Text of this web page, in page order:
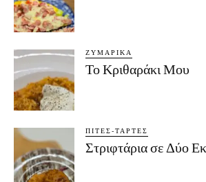
ΖΥΜΑΡΙΚΆ
Το Κριθαράκι Μου
ΠΊΤΕΣ-ΤΆΡΤΕΣ
Στριφτάρια σε Δύο